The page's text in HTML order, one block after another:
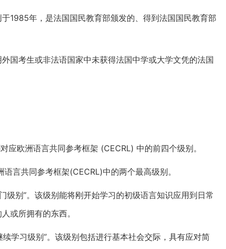
1985年，是法国国民教育部颁发的、得到法国国民教育部
国考生或非法语国家中未获得法国中学或大学文凭的法国
应欧洲语言共同参考框架 (CECRL) 中的前四个级别。
言共同参考框架(CECRL)中的两个最高级别。
级别”。该级别能将刚开始学习的初级语言知识应用到日常
或所拥有的东西。
学习级别”。该级别包括进行基本社会交际，具有应对简